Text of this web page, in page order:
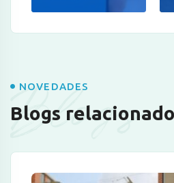
Blogs
NOVEDADES
Blogs